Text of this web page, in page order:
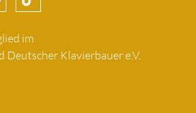
im
Deutscher Klavierbauer e.V.